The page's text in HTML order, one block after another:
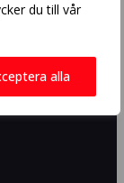
du till vår
alla